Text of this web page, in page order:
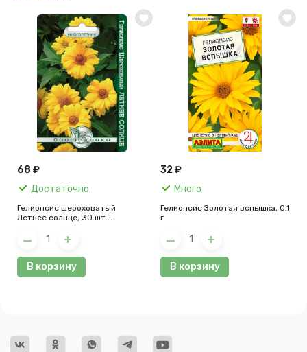
68 ₽
Достаточно
Гелиопсис шероховатый
Летнее солнце, 30 шт.
В корзину
32 ₽
Много
Гелиопсис Золотая вспышка, 0,1
г
В корзину